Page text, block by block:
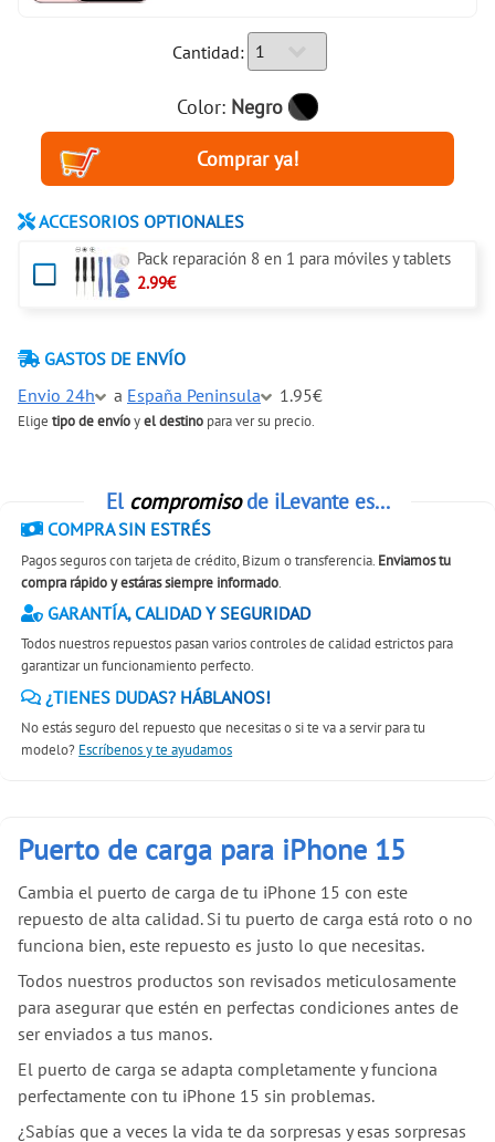
Cantidad:
Color: Negro
ACCESORIOS OPTIONALES
Pack reparación 8 en 1 para móviles y tablets
2.99€
GASTOS DE ENVÍO
Envio 24h
a España Peninsula 1.95€
Elige tipo de envíoyel destino para ver su precio.
El compromisode iLevante es...
COMPRA SIN ESTRÉS
Pagos seguros con tarjeta de crédito, Bizum o transferencia. Enviamos tu
compra rápido y estáras siempre informado.
GARANTÍA, CALIDAD Y SEGURIDAD
Todos nuestros repuestos pasan varios controles de calidad estrictos para
garantizar un funcionamiento perfecto.
¿TIENES DUDAS? HÁBLANOS!
No estás seguro del repuesto que necesitas o si te va a servir para tu
modelo? Escríbenos y te ayudamos
Puerto de carga para iPhone 15
Cambia el puerto de carga de tu iPhone 15 con este
repuesto de alta calidad. Si tu puerto de carga está roto o no
funciona bien, este repuesto es justo lo que necesitas.
Todos nuestros productos son revisados meticulosamente
para asegurar que estén en perfectas condiciones antes de
ser enviados a tus manos.
El puerto de carga se adapta completamente y funciona
perfectamente con tu iPhone 15 sin problemas.
¿Sabías que a veces la vida te da sorpresas y esas sorpresas